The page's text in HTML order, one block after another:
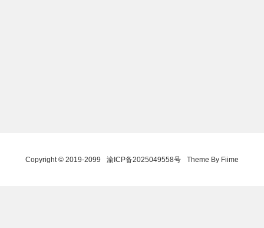
Copyright © 2019-2099 渝ICP备2025049558号 Theme By Fiime